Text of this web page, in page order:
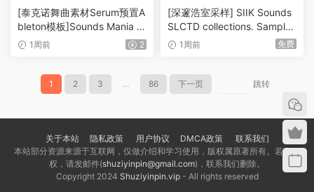
Techno
工程 · 素材 采样·预
置
[泰克诺舞曲素材Serum预置A
bleton模板]Sounds Mania C
assianism Melodic Techno S
1周前 2
[深邃浩室采样] SIIK Sounds
SLCTD collections. Sample
Pack [WAV]（861MB）
1周前 免费
1 2 3 ... 86 下一页 跳转
关于本站 隐私政策 用户协议 DMCA政策
联系我们
本站部分资源来源于互联网，仅做介绍和学习使用，版权属原著所有。若有侵
权，请发邮件(shuziyinpin@gmail.com)，联系我们删除。
Copyright 2024 Shuziyinpin.vip- All rights reserved